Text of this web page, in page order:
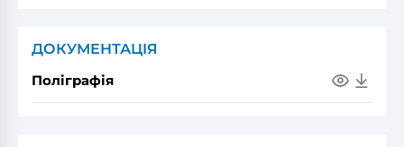
ДОКУМЕНТАЦІЯ
Поліграфія